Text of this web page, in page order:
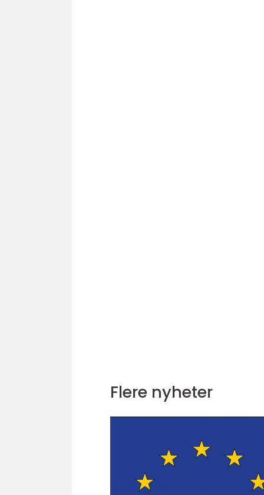
Flere nyheter